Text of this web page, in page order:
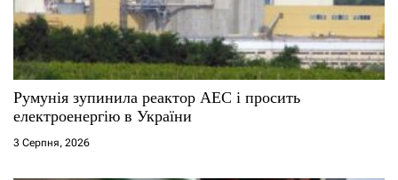
Румунія зупинила реактор АЕС і просить
електроенергію в України
3 Серпня, 2026